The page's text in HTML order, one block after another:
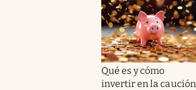
Qué es y cómo
invertir en la caución